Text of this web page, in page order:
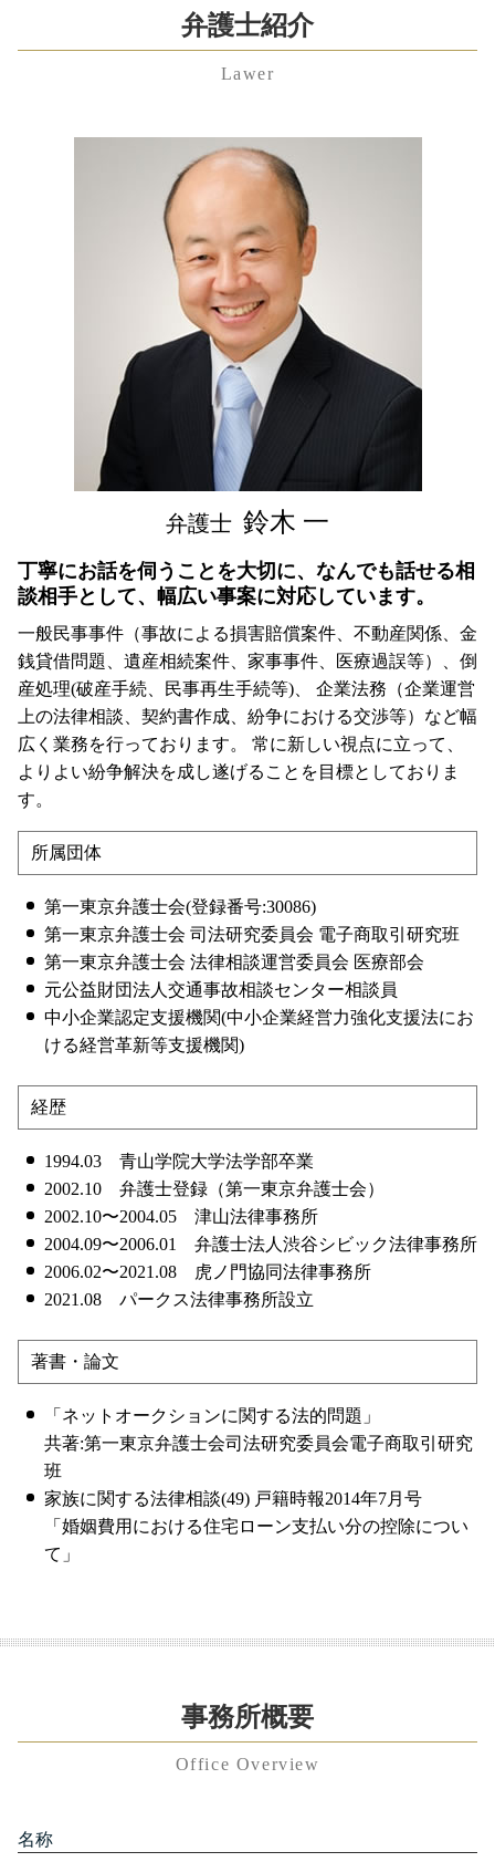
離婚裁判 期間
養育費 相場 計算
m&a メリット
資本 参加
株式交換 株式移転
株式交換 メリット
公正証書遺言 必要書類
相続財産 調査 自分で
相続人 調査 費用
相続人 調査 方法
遺留分侵害額請求権
残業代請求 時効
残業代請求 弁護士
労働問題 弁護士 費用
不当解雇 慰謝料 相場
千葉県 離婚 弁護士 相談
中央区 残業代未払い 弁護士 相談
神奈川県 養育費 弁護士 相談
千葉県 企業法務 弁護士 相談
渋谷区 慰謝料 弁護士 相談
神奈川県 遺留分 弁護士 相談
神奈川県 相続 弁護士 相談
港区 不貞行為 弁護士 相談
千葉県 遺産分割協議 弁護士 相談
港区 残業代未払い 弁護士 相談
千葉県 顧問弁護士 弁護士 相談
渋谷区 労働問題 弁護士 相談
千葉県 不貞行為 弁護士 相談
中央区 慰謝料 弁護士 相談
東京都 労働問題 弁護士 相談
神奈川県 遺産分割協議 弁護士 相談
弁護士紹介
Lawer
弁護士 鈴木 一
丁寧にお話を伺うことを大切に、なんでも話せる相
談相手として、幅広い事案に対応しています。
一般民事事件（事故による損害賠償案件、不動産関係、金
銭貸借問題、遺産相続案件、家事事件、医療過誤等）、倒
産処理(破産手続、民事再生手続等)、 企業法務（企業運営
上の法律相談、契約書作成、紛争における交渉等）など幅
広く業務を行っております。 常に新しい視点に立って、
よりよい紛争解決を成し遂げることを目標としておりま
す。
所属団体
第一東京弁護士会(登録番号:30086)
第一東京弁護士会 司法研究委員会 電子商取引研究班
第一東京弁護士会 法律相談運営委員会 医療部会
元公益財団法人交通事故相談センター相談員
中小企業認定支援機関(中小企業経営力強化支援法にお
ける経営革新等支援機関)
経歴
1994.03 青山学院大学法学部卒業
2002.10 弁護士登録（第一東京弁護士会）
2002.10〜2004.05 津山法律事務所
2004.09〜2006.01 弁護士法人渋谷シビック法律事務所
2006.02〜2021.08 虎ノ門協同法律事務所
2021.08 パークス法律事務所設立
著書・論文
「ネットオークションに関する法的問題」
共著:第一東京弁護士会司法研究委員会電子商取引研究
班
家族に関する法律相談(49) 戸籍時報2014年7月号
「婚姻費用における住宅ローン支払い分の控除につい
て」
事務所概要
Office Overview
名称